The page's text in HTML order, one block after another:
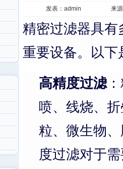
发表：admin 来
精密过滤器具
重要设备。以
高精度过滤
喷、线烧、
粒、微生物
度过滤对于